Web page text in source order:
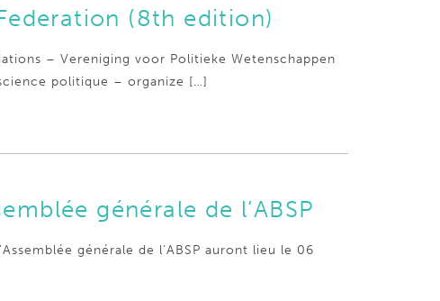
(8th edition)
– Vereniging voor Politieke Wetenschappen
politique – organize […]
générale de l’ABSP
générale de l’ABSP auront lieu le 06